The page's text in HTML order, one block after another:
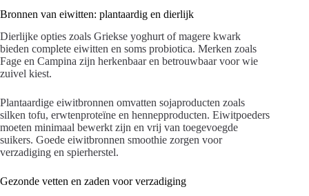
Bronnen van eiwitten: plantaardig en dierlijk
Dierlijke opties zoals Griekse yoghurt of magere kwark
bieden complete eiwitten en soms probiotica. Merken zoals
Fage en Campina zijn herkenbaar en betrouwbaar voor wie
zuivel kiest.
Plantaardige eiwitbronnen omvatten sojaproducten zoals
silken tofu, erwtenproteïne en hennepproducten. Eiwitpoeders
moeten minimaal bewerkt zijn en vrij van toegevoegde
suikers. Goede eiwitbronnen smoothie zorgen voor
verzadiging en spierherstel.
Gezonde vetten en zaden voor verzadiging